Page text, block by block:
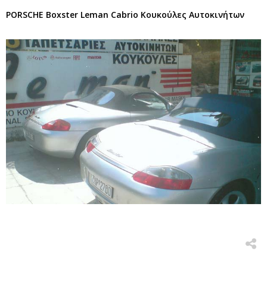
PORSCHE Boxster Leman Cabrio Κουκούλες Αυτοκινήτων